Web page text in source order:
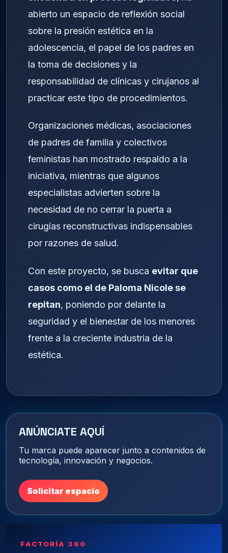
abierto un espacio de reflexión social
sobre la presión estética en la
adolescencia, el papel de los padres en
la toma de decisiones y la
responsabilidad de clínicas y cirujanos al
practicar este tipo de procedimientos.
Organizaciones médicas, asociaciones
de padres de familia y colectivos
feministas han mostrado respaldo a la
iniciativa, mientras que algunos
especialistas advierten sobre la
necesidad de no cerrar la puerta a
cirugías reconstructivas indispensables
por razones de salud.
Con este proyecto, se busca evitar que
casos como el de Paloma Nicole se
repitan, poniendo por delante la
seguridad y el bienestar de los menores
frente a la creciente industria de la
estética.
ANÚNCIATE AQUÍ
Tu marca puede aparecer junto a contenidos de
tecnología, innovación y negocios.
Solicitar espacio
FACTORÍA 360